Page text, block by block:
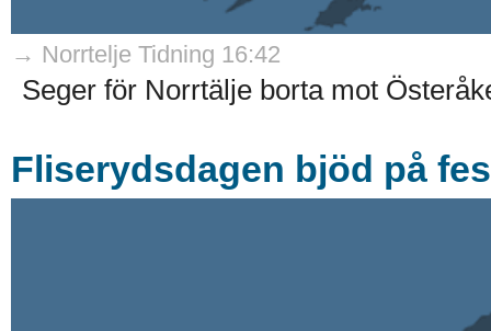
→ Norrtelje Tidning 16:42
Seger för Norrtälje borta mot
Fliserydsdagen bjöd på